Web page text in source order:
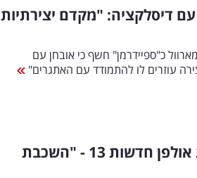
דיסלקציה: "מקדם יצירתיות
כ"ספיידרמן" חשף כי אובחן עם
דוגמן נולד? הפאנילסט כבש את אולפן חדשות 13 - "השכבת